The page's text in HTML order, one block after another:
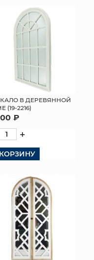
В ДЕРЕВЯННОЙ
(19-2216)
₽
+